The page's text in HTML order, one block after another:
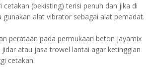
cetakan (bekisting) terisi penuh dan jika di
gunakan alat vibrator sebagai alat pemadat.
perataan pada permukaan beton jayamix
atau jasa trowel lantai agar ketinggian
cetakan.